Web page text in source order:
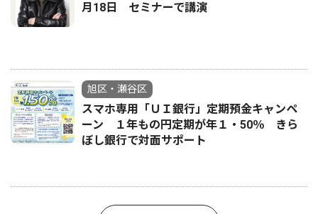
月18日 セミナーで講演
旭区・瀬谷区
スマホ専用「ＵＩ銀行」定期預金キャンペ
ーン １年もの円定期が年１・50％ きら
ぼし銀行で対面サポート